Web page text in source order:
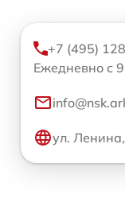
+7 (495)
Ежедневно с
ул.